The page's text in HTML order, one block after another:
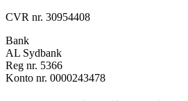
CVR nr. 30954408
Bank
AL Sydbank
Reg nr. 5366
Konto nr. 0000243478